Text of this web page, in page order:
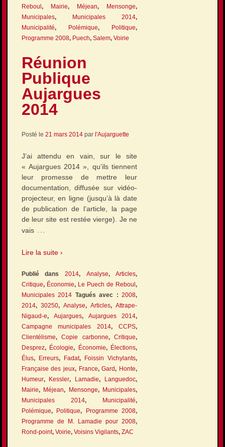
Reboul, Mairie, Méjean, Mensonge,
Municipales, Municipales 2014,
Municipalité, Polémique, Politique,
Programme 2008, Puech, Salem, Voirie
Réunion
Publique
Aujargues
2014
Posté le 21 mars 2014par l'Aujarguette
J’ai attendu en vain, sur le site
« Aujargues 2014 », qu’ils tiennent
leur promesse de mettre leur
documentation, diffusée sur vidéo-
projecteur, en ligne (jusqu’à là date
de publication de l’article, la page
de leur site est restée vierge). Je ne
vais …
Lire la suite ›
Publié dans 2014, Analyse,Articles,
Critique, Économie, Le Puech de Reboul,
Municipales 2014 Tagués avec :2008,
2014, 30250, Analyse,Articles,Attrape-
Nigaud-e, Aujargues, Aujargues 2014,
Campagne municipales 2014,CCPS,
Clientélisme,Copie carbonne,Critique,
Desprez, Écologie, Économie, Élections,
Élus, Erreurs, Fadat, Foissin Vichylants,
Française des jeux, France,Gard, Honte,
Humeur, Kessler, Lamadie, Languedoc,
Mairie, Méjean, Mensonge, Municipales,
Municipales 2014, Municipalité,
Polémique, Politique, Programme 2008,
Programme de M. Lamadie pour 2008,
Rond-point, Voirie, Voisins Vigilants, ZAC